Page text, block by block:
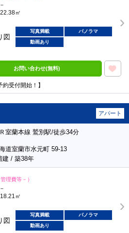
㎡
写真満載
パノラマ
動画あり
お問い合わせ(無料)
受付開始！】
アパート
室蘭本線 鷲別駅/徒歩34分
道室蘭市水元町 59-13
建 / 築38年
管理費等－）
㎡
写真満載
パノラマ
動画あり